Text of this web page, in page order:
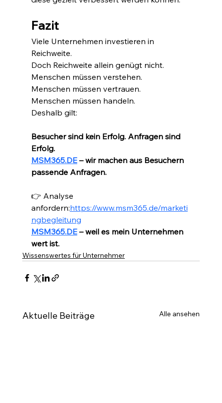
Fazit
Viele Unternehmen investieren in
Reichweite.
Doch Reichweite allein genügt nicht.
Menschen müssen verstehen.
Menschen müssen vertrauen.
Menschen müssen handeln.
Deshalb gilt:
Besucher sind kein Erfolg. Anfragen sind
Erfolg.
MSM365.DE – wir machen aus Besuchern
passende Anfragen.
👉 Analyse
anfordern:https://www.msm365.de/marketi
ngbegleitung
MSM365.DE – weil es mein Unternehmen
wert ist.
Wissenswertes für Unternehmer
Aktuelle Beiträge Alle ansehen